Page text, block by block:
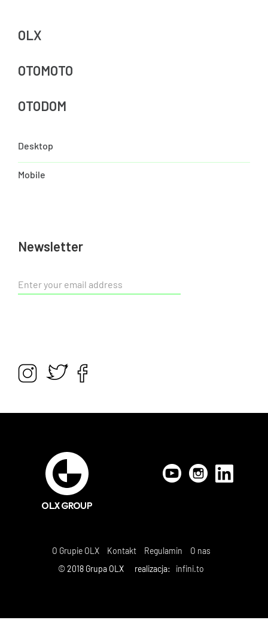
OLX
OTOMOTO
OTODOM
Desktop
Mobile
Newsletter
O Grupie OLX Kontakt Regulamin
O nas
© 2018 Grupa OLX realizacja:
infini.to